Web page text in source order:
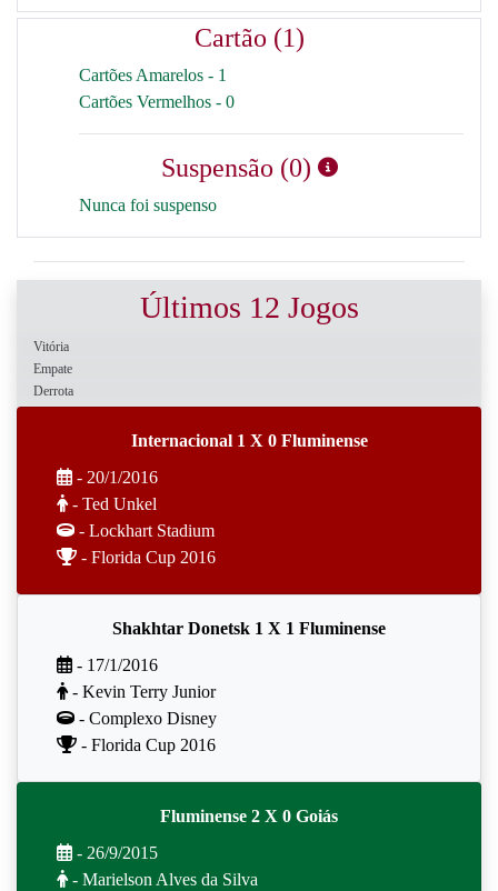
Cartão (1)
Cartões Amarelos - 1
Cartões Vermelhos - 0
Suspensão (0)
Nunca foi suspenso
Últimos 12 Jogos
Vitória
Empate
Derrota
Internacional 1 X 0 Fluminense
- 20/1/2016
- Ted Unkel
- Lockhart Stadium
- Florida Cup 2016
Shakhtar Donetsk 1 X 1 Fluminense
- 17/1/2016
- Kevin Terry Junior
- Complexo Disney
- Florida Cup 2016
Fluminense 2 X 0 Goiás
- 26/9/2015
- Marielson Alves da Silva